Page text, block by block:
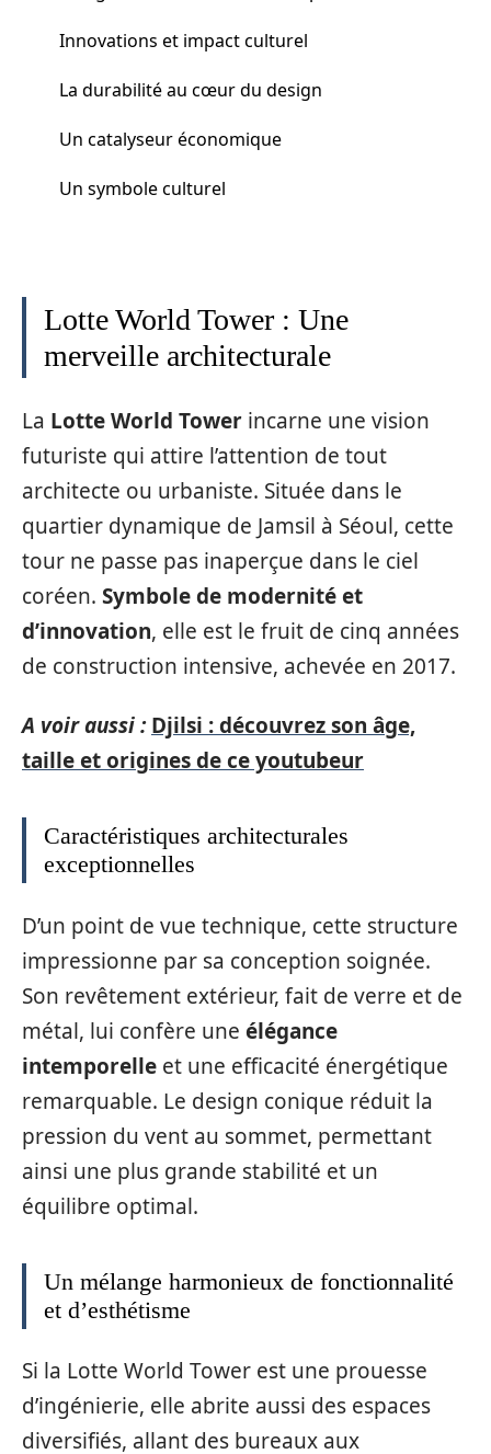
Innovations et impact culturel
La durabilité au cœur du design
Un catalyseur économique
Un symbole culturel
Lotte World Tower : Une
merveille architecturale
La Lotte World Tower incarne une vision
futuriste qui attire l’attention de tout
architecte ou urbaniste. Située dans le
quartier dynamique de Jamsil à Séoul, cette
tour ne passe pas inaperçue dans le ciel
coréen. Symbole de modernité et
d’innovation, elle est le fruit de cinq années
de construction intensive, achevée en 2017.
A voir aussi : Djilsi : découvrez son âge,
taille et origines de ce youtubeur
Caractéristiques architecturales
exceptionnelles
D’un point de vue technique, cette structure
impressionne par sa conception soignée.
Son revêtement extérieur, fait de verre et de
métal, lui confère une élégance
intemporelle et une efficacité énergétique
remarquable. Le design conique réduit la
pression du vent au sommet, permettant
ainsi une plus grande stabilité et un
équilibre optimal.
Un mélange harmonieux de fonctionnalité
et d’esthétisme
Si la Lotte World Tower est une prouesse
d’ingénierie, elle abrite aussi des espaces
diversifiés, allant des bureaux aux